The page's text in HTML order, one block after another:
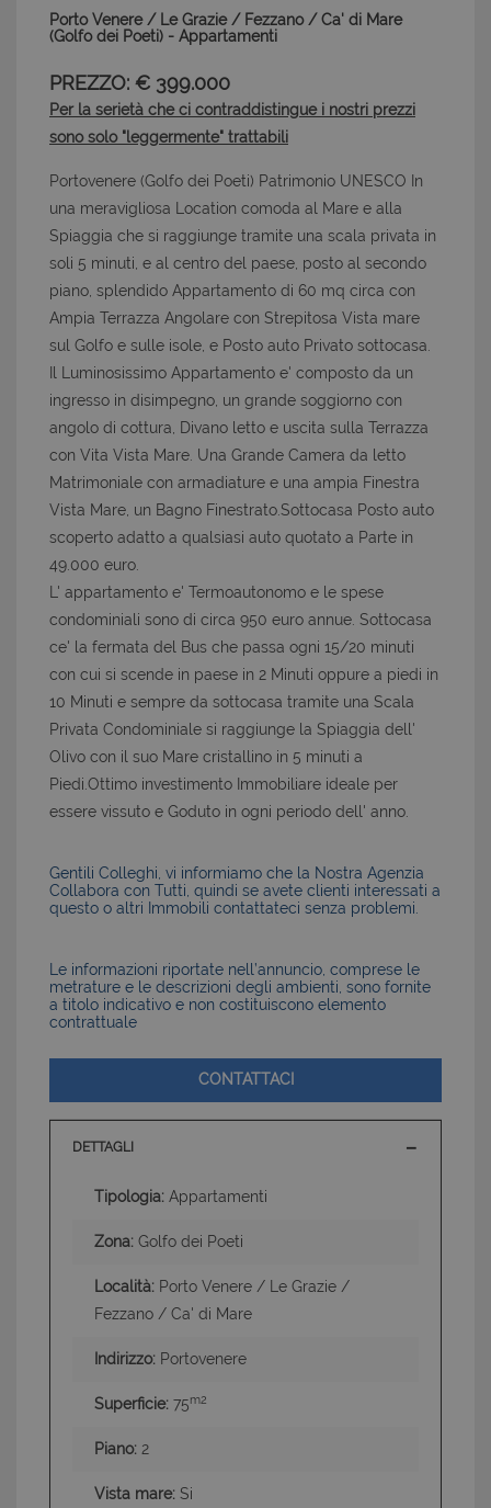
Porto Venere / Le Grazie / Fezzano / Ca' di Mare
(Golfo dei Poeti) - Appartamenti
PREZZO: € 399.000
Per la serietà che ci contraddistingue i nostri prezzi
sono solo "leggermente" trattabili
Portovenere (Golfo dei Poeti) Patrimonio UNESCO In
una meravigliosa Location comoda al Mare e alla
Spiaggia che si raggiunge tramite una scala privata in
soli 5 minuti, e al centro del paese, posto al secondo
piano, splendido Appartamento di 60 mq circa con
Ampia Terrazza Angolare con Strepitosa Vista mare
sul Golfo e sulle isole, e Posto auto Privato sottocasa.
Il Luminosissimo Appartamento e' composto da un
ingresso in disimpegno, un grande soggiorno con
angolo di cottura, Divano letto e uscita sulla Terrazza
con Vita Vista Mare. Una Grande Camera da letto
Matrimoniale con armadiature e una ampia Finestra
Vista Mare, un Bagno Finestrato.Sottocasa Posto auto
scoperto adatto a qualsiasi auto quotato a Parte in
49.000 euro.
L' appartamento e' Termoautonomo e le spese
condominiali sono di circa 950 euro annue. Sottocasa
ce' la fermata del Bus che passa ogni 15/20 minuti
con cui si scende in paese in 2 Minuti oppure a piedi in
10 Minuti e sempre da sottocasa tramite una Scala
Privata Condominiale si raggiunge la Spiaggia dell'
Olivo con il suo Mare cristallino in 5 minuti a
Piedi.Ottimo investimento Immobiliare ideale per
essere vissuto e Goduto in ogni periodo dell' anno.
Gentili Colleghi, vi informiamo che la Nostra Agenzia
Collabora con Tutti, quindi se avete clienti interessati a
questo o altri Immobili contattateci senza problemi.
Le informazioni riportate nell’annuncio, comprese le
metrature e le descrizioni degli ambienti, sono fornite
a titolo indicativo e non costituiscono elemento
contrattuale
CONTATTACI
DETTAGLI
Tipologia: Appartamenti
Zona: Golfo dei Poeti
Località: Porto Venere / Le Grazie /
Fezzano / Ca' di Mare
Indirizzo: Portovenere
Superficie: 75m2
Piano: 2
Vista mare: Si